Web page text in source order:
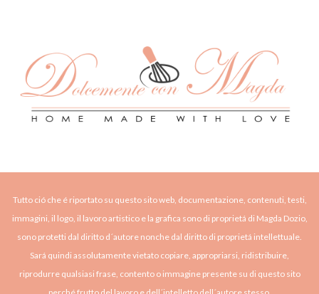
Tutto ció che é riportato su questo sito web, documentazione, contenuti, testi,
immagini, il logo, il lavoro artistico e la grafica sono di proprietá di Magda Dozio,
sono protetti dal diritto d´autore nonche dal diritto di proprietá intellettuale.
Sará quindi assolutamente vietato copiare, appropriarsi, ridistribuire,
riprodurre qualsiasi frase, contento o immagine presente su di questo sito